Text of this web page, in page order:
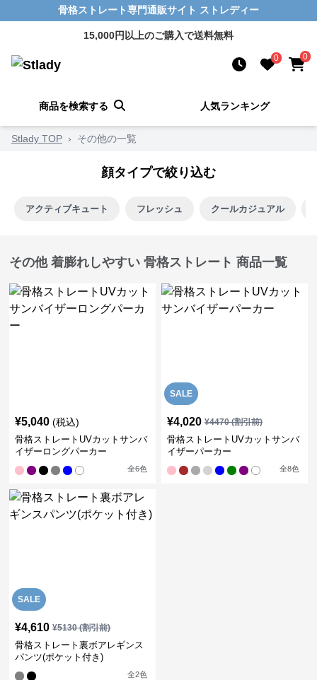
骨格ストレート専門通販サイト ストレディー
15,000円以上のご購入で送料無料
0 0
商品を検索する 人気ランキング
Stlady TOP › その他の一覧
顔タイプで絞り込む
アクティブキュート フレッシュ クールカジュアル
その他 着膨れしやすい 骨格ストレート 商品一覧
¥5,040 (税込)
骨格ストレートUVカットサンバ
イザーロングパーカー
全6色
SALE
¥4,020 ¥4470(割引前)
骨格ストレートUVカットサンバ
イザーパーカー
全8色
SALE
¥4,610 ¥5130(割引前)
骨格ストレート裏ボアレギンス
パンツ(ポケット付き)
全2色